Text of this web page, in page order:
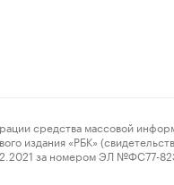
средства массовой
издания «РБК»
за номером ЭЛ №ФС77-